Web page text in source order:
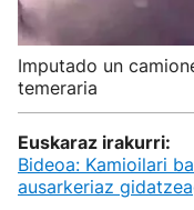
Imputado un
temeraria
Euskaraz irakurri:
Bideoa: Kamioilari
ausarkeriaz